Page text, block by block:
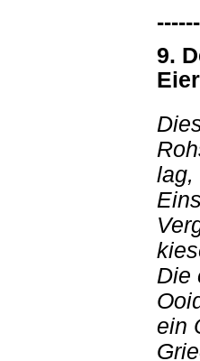
9.
lag,
Die
ein